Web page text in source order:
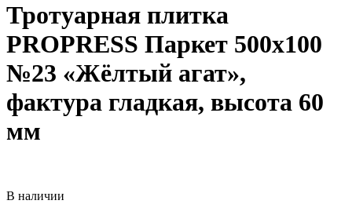
Тротуарная плитка
PROPRESS Паркет 500х100
№23 «Жёлтый агат»,
фактура гладкая, высота 60
мм
В наличии